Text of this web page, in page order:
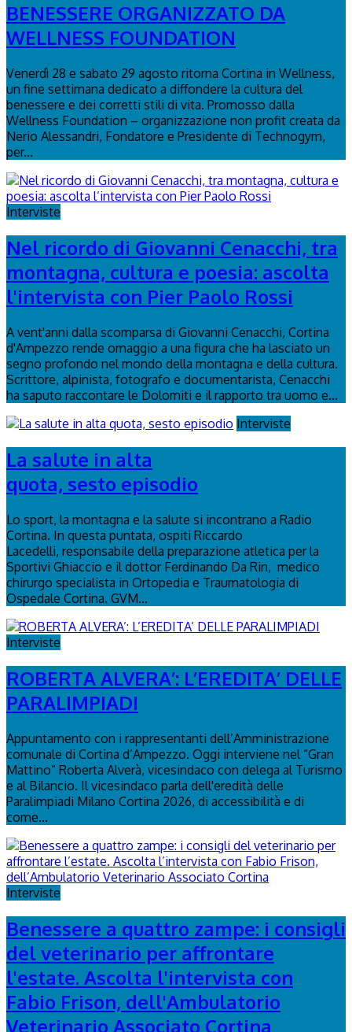
BENESSERE ORGANIZZATO DA
WELLNESS FOUNDATION
Venerdì 28 e sabato 29 agosto ritorna Cortina in Wellness,
un fine settimana dedicato a diffondere la cultura del
benessere e dei corretti stili di vita. Promosso dalla
Wellness Foundation – organizzazione non profit creata da
Nerio Alessandri, Fondatore e Presidente di Technogym,
per...
Interviste
Nel ricordo di Giovanni Cenacchi, tra
montagna, cultura e poesia: ascolta
l'intervista con Pier Paolo Rossi
A vent'anni dalla scomparsa di Giovanni Cenacchi, Cortina
d'Ampezzo rende omaggio a una figura che ha lasciato un
segno profondo nel mondo della montagna e della cultura.
Scrittore, alpinista, fotografo e documentarista, Cenacchi
ha saputo raccontare le Dolomiti e il rapporto tra uomo e...
Interviste
La salute in alta
quota, sesto episodio
Lo sport, la montagna e la salute si incontrano a Radio
Cortina. In questa puntata, ospiti Riccardo
Lacedelli, responsabile della preparazione atletica per la
Sportivi Ghiaccio e il dottor Ferdinando Da Rin, medico
chirurgo specialista in Ortopedia e Traumatologia di
Ospedale Cortina. GVM...
Interviste
ROBERTA ALVERA’: L’EREDITA’ DELLE
PARALIMPIADI
Appuntamento con i rappresentanti dell’Amministrazione
comunale di Cortina d’Ampezzo. Oggi interviene nel “Gran
Mattino” Roberta Alverà, vicesindaco con delega al Turismo
e al Bilancio. Il vicesindaco parla dell'eredità delle
Paralimpiadi Milano Cortina 2026, di accessibilità e di
come...
Interviste
Benessere a quattro zampe: i consigli
del veterinario per affrontare
l'estate. Ascolta l'intervista con
Fabio Frison, dell'Ambulatorio
Veterinario Associato Cortina